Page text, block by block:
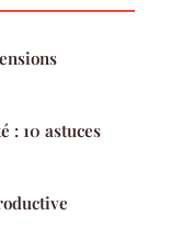
: 10 astuces